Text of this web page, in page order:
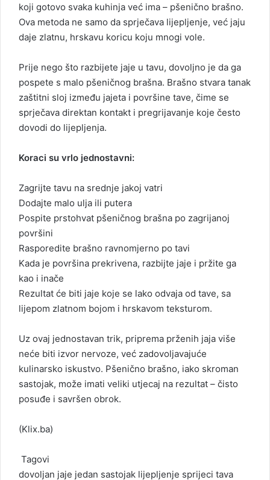
koji gotovo svaka kuhinja već ima – pšenično brašno.
Ova metoda ne samo da sprječava lijepljenje, već jaju
daje zlatnu, hrskavu koricu koju mnogi vole.
Prije nego što razbijete jaje u tavu, dovoljno je da ga
pospete s malo pšeničnog brašna. Brašno stvara tanak
zaštitni sloj između jajeta i površine tave, čime se
sprječava direktan kontakt i pregrijavanje koje često
dovodi do lijepljenja.
Koraci su vrlo jednostavni:
Zagrijte tavu na srednje jakoj vatri
Dodajte malo ulja ili putera
Pospite prstohvat pšeničnog brašna po zagrijanoj
površini
Rasporedite brašno ravnomjerno po tavi
Kada je površina prekrivena, razbijte jaje i pržite ga
kao i inače
Rezultat će biti jaje koje se lako odvaja od tave, sa
lijepom zlatnom bojom i hrskavom teksturom.
Uz ovaj jednostavan trik, priprema prženih jaja više
neće biti izvor nervoze, već zadovoljavajuće
kulinarsko iskustvo. Pšenično brašno, iako skroman
sastojak, može imati veliki utjecaj na rezultat – čisto
posuđe i savršen obrok.
(Klix.ba)
Tagovi
dovoljan jaje jedan sastojak lijepljenje sprijeci tava